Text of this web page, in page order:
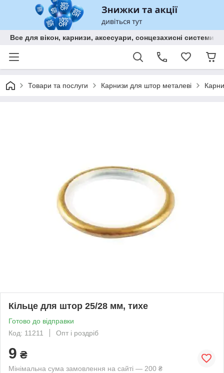
Все для вікон, карнизи, аксесуари, сонцезахисні
Товари та послуги Карнизи для штор металеві
Кільце для штор 25/28 мм, тихе
Готово до відправки
Код: 11211
Опт і роздріб
9 ₴
Мінімальна сума замовлення на сайті — 200 ₴